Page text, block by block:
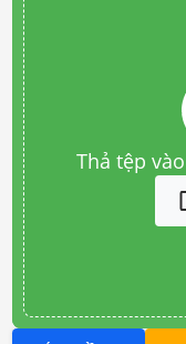
Thả tệp